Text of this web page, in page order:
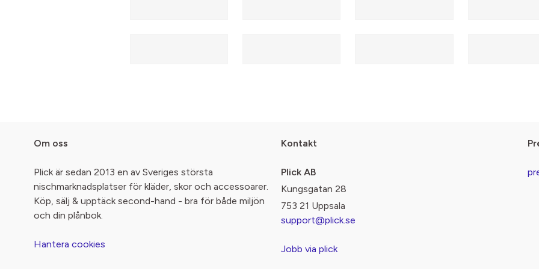
Om oss
Plick är sedan 2013 en av Sveriges största
nischmarknadsplatser för kläder, skor och accessoarer.
Köp, sälj & upptäck second-hand - bra för både miljön
och din plånbok.
Hantera cookies
Kontakt
Plick AB
Kungsgatan 28
753 21 Uppsala
support@plick.se
Jobb via plick